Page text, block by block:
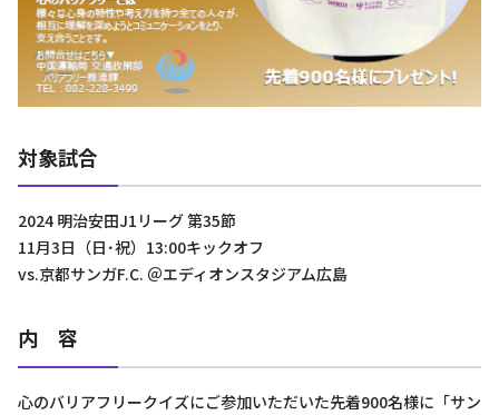
対象試合
2024 明治安田J1リーグ 第35節
11月3日（日･祝）13:00キックオフ
vs.京都サンガF.C. ＠エディオンスタジアム広島
内 容
心のバリアフリークイズにご参加いただいた先着900名様に「サン